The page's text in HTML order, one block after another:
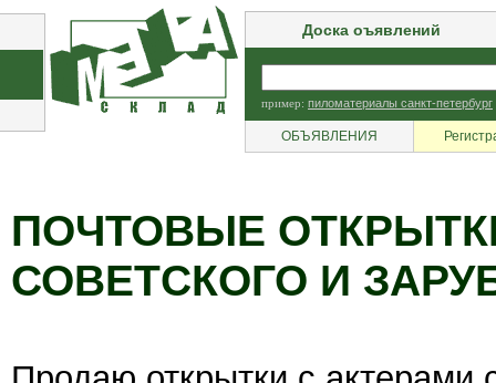
Доска оъявлений
пример: пиломатериалы санкт-петербург
ОБЪЯВЛЕНИЯ
ПОЧТОВЫЕ
СОВЕТСКОГО И